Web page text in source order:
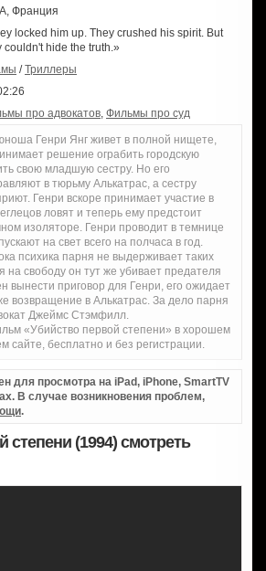
Франция
locked him up. They crushed his spirit. But
couldn't hide the truth.»
/Триллеры
про адвокатов, Фильмы про суд
Генри Янг живет в полной нищете,
решение ограбить городскую
свою младшую сестру. Но его
в тюрьму Алькатрас, а сестру
Генри вскоре принимает участие в
ловят и теперь ему предстоит
изоляторе. Генри проводит в темнице
на свет всего на полчаса в год.
психика парня не выдерживает таких
на свободу он тут же убивает предателя
вынести приговор для Генри, его ожидает
возвращение в Алькатрас. За дело парня
Джеймс Стэмфилл.
«Убийство первой степени» в хорошем
сайте, бесплатно и без регистрации.
для просмотра на iPad, iPhone, SmartTV
В случае возникновения проблем,
.
степени (1994) смотреть